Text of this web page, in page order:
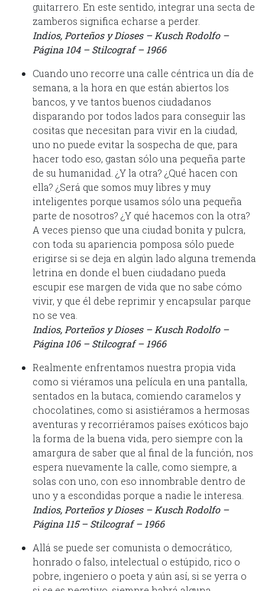
guitarrero. En este sentido, integrar una secta de
zamberos significa echarse a perder.
Indios, Porteños y Dioses – Kusch Rodolfo –
Página 104 – Stilcograf – 1966
Cuando uno recorre una calle céntrica un día de
semana, a la hora en que están abiertos los
bancos, y ve tantos buenos ciudadanos
disparando por todos lados para conseguir las
cositas que necesitan para vivir en la ciudad,
uno no puede evitar la sospecha de que, para
hacer todo eso, gastan sólo una pequeña parte
de su humanidad. ¿Y la otra? ¿Qué hacen con
ella? ¿Será que somos muy libres y muy
inteligentes porque usamos sólo una pequeña
parte de nosotros? ¿Y qué hacemos con la otra?
A veces pienso que una ciudad bonita y pulcra,
con toda su apariencia pomposa sólo puede
erigirse si se deja en algún lado alguna tremenda
letrina en donde el buen ciudadano pueda
escupir ese margen de vida que no sabe cómo
vivir, y que él debe reprimir y encapsular parque
no se vea.
Indios, Porteños y Dioses – Kusch Rodolfo –
Página 106 – Stilcograf – 1966
Realmente enfrentamos nuestra propia vida
como si viéramos una película en una pantalla,
sentados en la butaca, comiendo caramelos y
chocolatines, como si asistiéramos a hermosas
aventuras y recorriéramos países exóticos bajo
la forma de la buena vida, pero siempre con la
amargura de saber que al final de la función, nos
espera nuevamente la calle, como siempre, a
solas con uno, con eso innombrable dentro de
uno y a escondidas porque a nadie le interesa.
Indios, Porteños y Dioses – Kusch Rodolfo –
Página 115 – Stilcograf – 1966
Allá se puede ser comunista o democrático,
honrado o falso, intelectual o estúpido, rico o
pobre, ingeniero o poeta y aún así, si se yerra o